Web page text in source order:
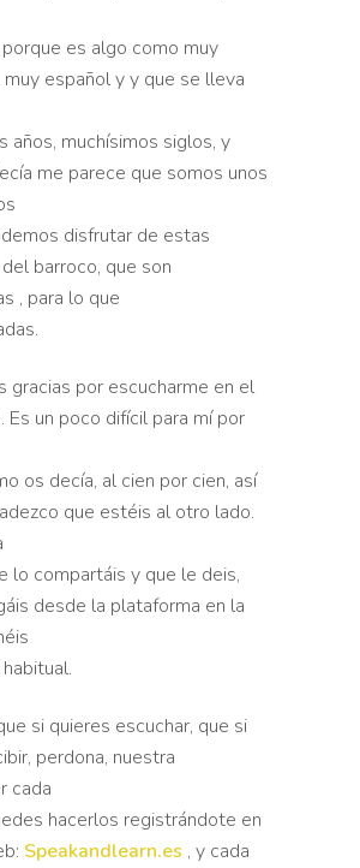
es algo como muy
español y y que se lleva
años, muchísimos siglos, y
me parece que somos unos
disfrutar de estas
barroco, que son
, para lo que
gracias por escucharme en el
Es un poco difícil para mí por
os decía, al cien por cien, así
que estéis al otro lado.
lo compartáis y que le deis,
desde la plataforma en la
si quieres escuchar, que si
perdona, nuestra
cada
hacerlos registrándote en
Speakandlearn.es , y cada